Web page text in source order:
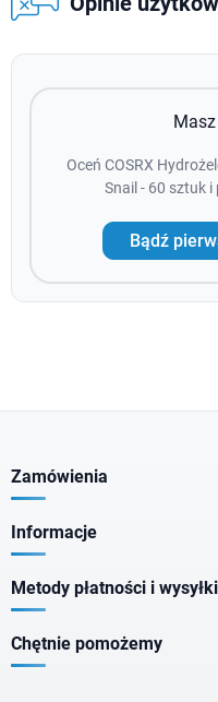
Oceń COSRX
Snail - 60 sztuk
Bądź
Zamówienia
Informacje
Metody płatności i wysyłki
Chętnie pomożemy